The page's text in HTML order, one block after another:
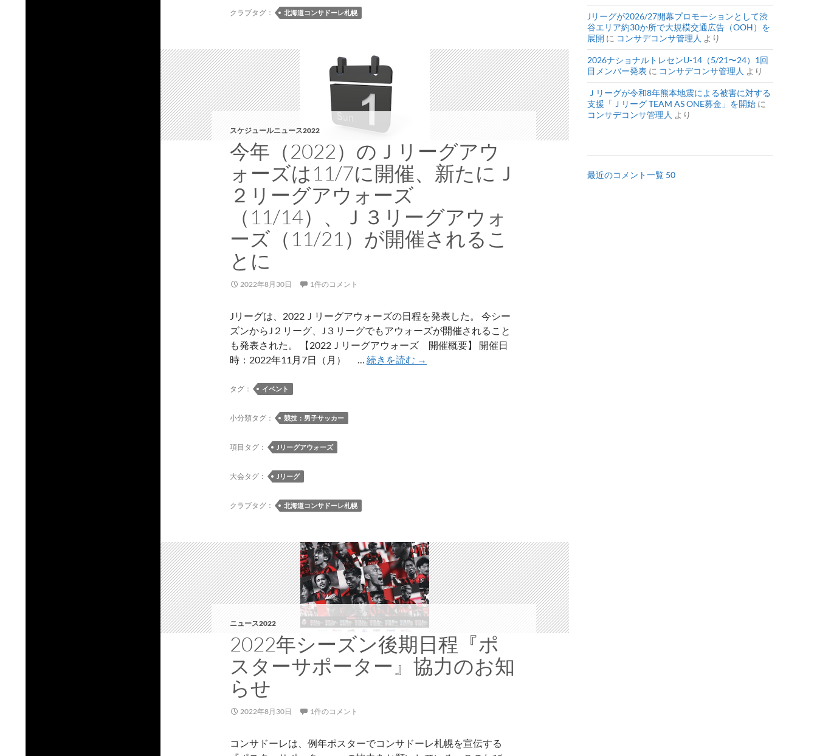
YouTube
ト
で
公
開
part2
クラブタグ： 北海道コンサドーレ札幌
スケジュールニュース2022
今年（2022）のＪリーグアウ
ォーズは11/7に開催、新たにＪ
２リーグアウォーズ
（11/14）、Ｊ３リーグアウォ
ーズ（11/21）が開催されるこ
とに
2022年8月30日 1件のコメント
Jリーグは、2022Ｊリーグアウォーズの日程を発表した。 今シー
ズンからJ２リーグ、J３リーグでもアウォーズが開催されること
も発表された。 【2022Ｊリーグアウォーズ 開催概要】 開催日
時：2022年11月7日（月） … 続きを読む 今
は
11/7
に
開
催、
新
た
に
Ｊ
２
ア
ウ
→
タグ： イベント
小分類タグ： 競技：男子サッカー
項目タグ： Jリーグアウォーズ
大会タグ： Jリーグ
クラブタグ： 北海道コンサドーレ札幌
ニュース2022
2022年シーズン後期日程『ポ
スターサポーター』協力のお知
らせ
2022年8月30日 1件のコメント
コンサドーレは、例年ポスターでコンサドーレ札幌を宣伝する
Jリーグが2026/27開幕プロモーションとして渋
谷エリア約30か所で大規模交通広告（OOH）を
展開 に コンサデコンサ管理人 より
2026ナショナルトレセンU-14（5/21〜24）1回
目メンバー発表 に コンサデコンサ管理人 より
Ｊリーグが令和8年熊本地震による被害に対する
支援「Ｊリーグ TEAM AS ONE募金」を開始 に
コンサデコンサ管理人 より
最近のコメント一覧 50